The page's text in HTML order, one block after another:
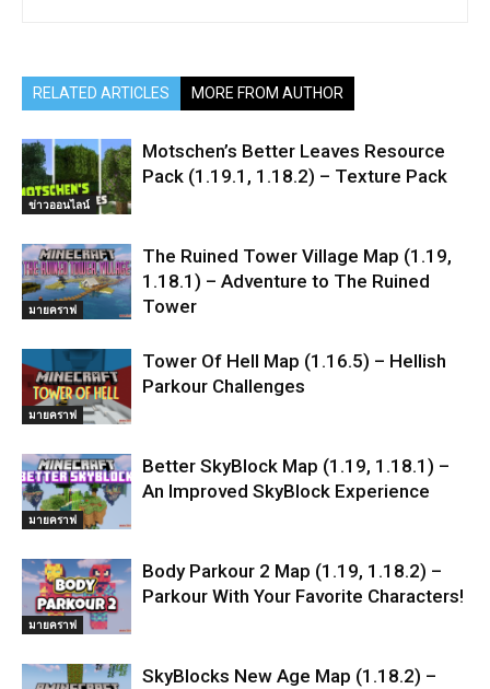
RELATED ARTICLES MORE FROM AUTHOR
ข่าวออนไลน์
Motschen’s Better Leaves Resource
Pack (1.19.1, 1.18.2) – Texture Pack
มายคราฟ
The Ruined Tower Village Map (1.19,
1.18.1) – Adventure to The Ruined
Tower
มายคราฟ
Tower Of Hell Map (1.16.5) – Hellish
Parkour Challenges
มายคราฟ
Better SkyBlock Map (1.19, 1.18.1) –
An Improved SkyBlock Experience
มายคราฟ
Body Parkour 2 Map (1.19, 1.18.2) –
Parkour With Your Favorite Characters!
SkyBlocks New Age Map (1.18.2) –